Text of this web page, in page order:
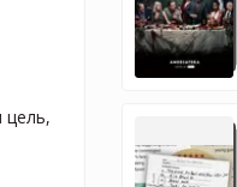
цель,